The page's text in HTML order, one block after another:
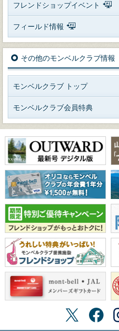
フレンドショップイベント
フィールド情報
その他のモンベルクラブ情報
モンベルクラブ トップ
モンベルクラブ会員特典